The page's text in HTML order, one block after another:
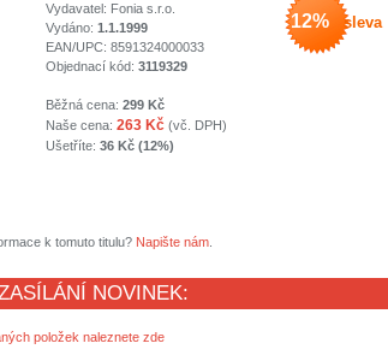
12% sleva
Vydavatel: Fonia s.r.o.
Vydáno: 1.1.1999
EAN/UPC: 8591324000033
Objednací kód: 3119329
Běžná cena: 299 Kč
Naše cena: 263 Kč (vč. DPH)
Ušetříte: 36 Kč (12%)
k tomuto titulu? Napište nám
NOVINEK:
položek naleznete zde